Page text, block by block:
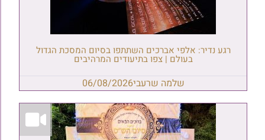
רגע נדיר: אלפי אברכים השתתפו בסיום המסכת הגדול
בעולם | צפו בתיעודים המרהיבים
שלמה שרעבי06/08/2026